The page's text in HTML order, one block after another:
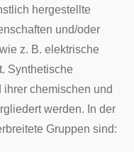
hergestellte
und/oder
z. B. elektrische
Synthetische
chemischen und
werden. In der
Gruppen sind: